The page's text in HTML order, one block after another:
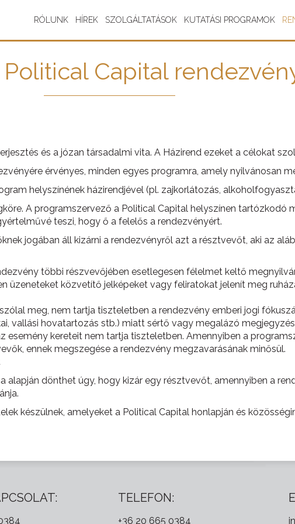
RÓLUNK HÍREK SZOLGÁLTATÁSOK KUTATÁSI PROGRAMOK
Political Capital
és a józan társadalmi vita. A Házirend ezeket a célokat
érvényes, minden egyes programra, amely nyilvánosan
helyszínének házirendjével (pl. zajkorlátozás,
A programszervező a Political Capital helyszínen tartózkodó
teszi, hogy ő a felelős a rendezvényért.
jogában áll kizárni a rendezvényről azt a résztvevőt, aki az
többi részvevőjében esetlegesen félelmet keltő
üzeneteket közvetítő jelképeket vagy feliratokat jelenít meg
meg, nem tartja tiszteletben a rendezvény emberi jogi
vallási hovatartozás stb.) miatt sértő vagy megalázó
esemény kereteit nem tartja tiszteletben. Amennyiben a
ennek megszegése a rendezvény megzavarásának minősül.
alapján dönthet úgy, hogy kizár egy résztvevőt, amennyiben a
készülnek, amelyeket a Political Capital honlapján és
TELEFON:
+36 20 665 0384